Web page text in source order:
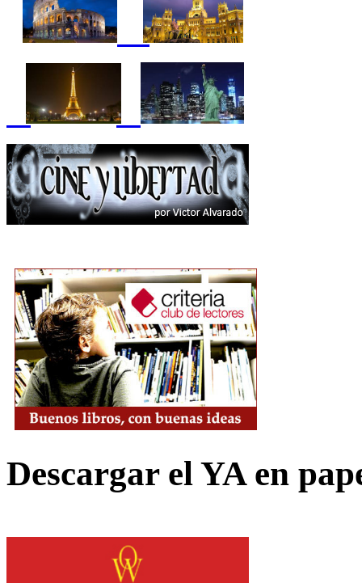
Descargar el YA en